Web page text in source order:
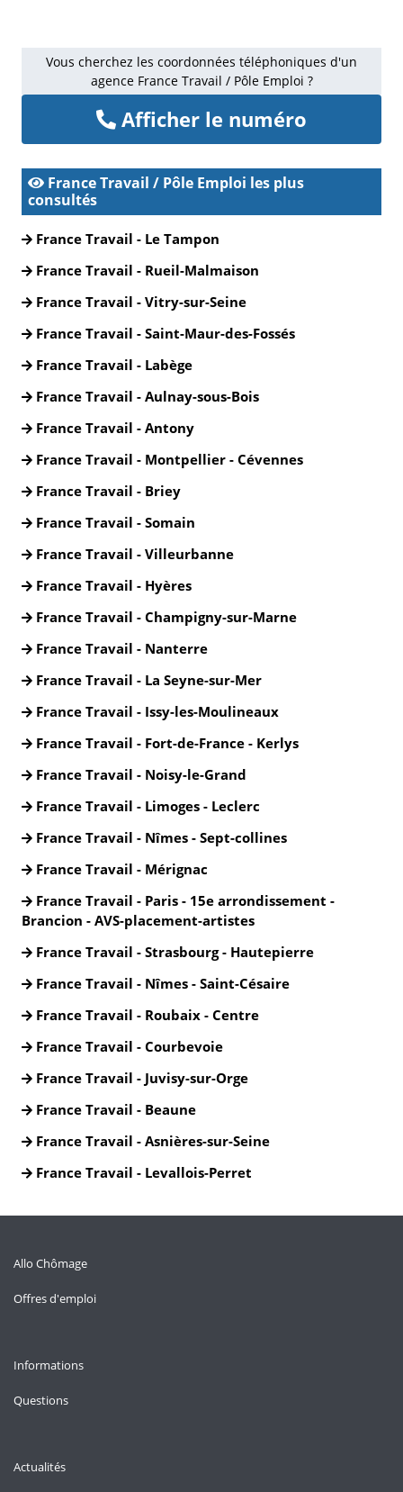
Vous cherchez les coordonnées téléphoniques d'un
agence France Travail / Pôle Emploi ?
Afficher le numéro
France Travail / Pôle Emploi les plus
consultés
France Travail - Le Tampon
France Travail - Rueil-Malmaison
France Travail - Vitry-sur-Seine
France Travail - Saint-Maur-des-Fossés
France Travail - Labège
France Travail - Aulnay-sous-Bois
France Travail - Antony
France Travail - Montpellier - Cévennes
France Travail - Briey
France Travail - Somain
France Travail - Villeurbanne
France Travail - Hyères
France Travail - Champigny-sur-Marne
France Travail - Nanterre
France Travail - La Seyne-sur-Mer
France Travail - Issy-les-Moulineaux
France Travail - Fort-de-France - Kerlys
France Travail - Noisy-le-Grand
France Travail - Limoges - Leclerc
France Travail - Nîmes - Sept-collines
France Travail - Mérignac
France Travail - Paris - 15e arrondissement -
Brancion - AVS-placement-artistes
France Travail - Strasbourg - Hautepierre
France Travail - Nîmes - Saint-Césaire
France Travail - Roubaix - Centre
France Travail - Courbevoie
France Travail - Juvisy-sur-Orge
France Travail - Beaune
France Travail - Asnières-sur-Seine
France Travail - Levallois-Perret
Allo Chômage
Offres d'emploi
Informations
Questions
Actualités